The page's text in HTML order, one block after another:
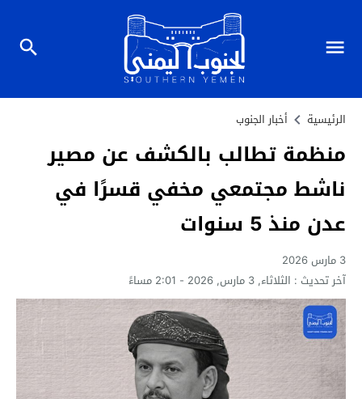
الرئيسية أخبار الجنوب
منظمة تطالب بالكشف عن مصير
ناشط مجتمعي مخفي قسرًا في
عدن منذ 5 سنوات
3 مارس 2026
آخر تحديث : الثلاثاء, 3 مارس, 2026 - 2:01 مساءً